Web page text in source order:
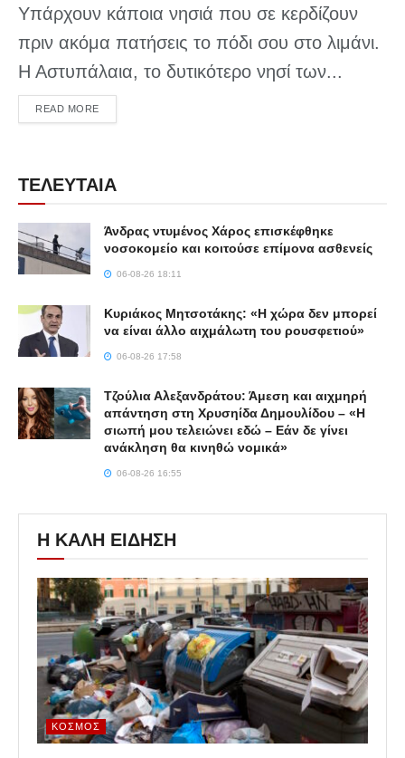
Υπάρχουν κάποια νησιά που σε κερδίζουν
πριν ακόμα πατήσεις το πόδι σου στο λιμάνι.
Η Αστυπάλαια, το δυτικότερο νησί των...
READ MOREDETAILS
ΤΕΛΕΥΤΑΙΑ
Άνδρας ντυμένος Χάρος επισκέφθηκε
νοσοκομείο και κοιτούσε επίμονα ασθενείς
06-08-26 18:11
Κυριάκος Μητσοτάκης: «Η χώρα δεν μπορεί
να είναι άλλο αιχμάλωτη του ρουσφετιού»
06-08-26 17:58
Τζούλια Αλεξανδράτου: Άμεση και αιχμηρή
απάντηση στη Χρυσηίδα Δημουλίδου – «Η
σιωπή μου τελειώνει εδώ – Εάν δε γίνει
ανάκληση θα κινηθώ νομικά»
06-08-26 16:55
Η ΚΑΛΗ ΕΙΔΗΣΗ
ΚΌΣΜΟΣ